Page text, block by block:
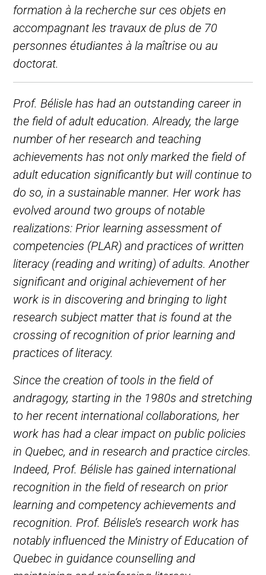
formation à la recherche sur ces objets en
accompagnant les travaux de plus de 70
personnes étudiantes à la maîtrise ou au
doctorat.
Prof. Bélisle has had an outstanding career in
the field of adult education. Already, the large
number of her research and teaching
achievements has not only marked the field of
adult education significantly but will continue to
do so, in a sustainable manner. Her work has
evolved around two groups of notable
realizations: Prior learning assessment of
competencies (PLAR) and practices of written
literacy (reading and writing) of adults. Another
significant and original achievement of her
work is in discovering and bringing to light
research subject matter that is found at the
crossing of recognition of prior learning and
practices of literacy.
Since the creation of tools in the field of
andragogy, starting in the 1980s and stretching
to her recent international collaborations, her
work has had a clear impact on public policies
in Quebec, and in research and practice circles.
Indeed, Prof. Bélisle has gained international
recognition in the field of research on prior
learning and competency achievements and
recognition. Prof. Bélisle’s research work has
notably influenced the Ministry of Education of
Quebec in guidance counselling and